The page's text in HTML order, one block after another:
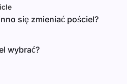
się zmieniać pościel?
wybrać?